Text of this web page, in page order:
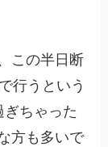
この半日断
行うという
ちゃった
方も多いで